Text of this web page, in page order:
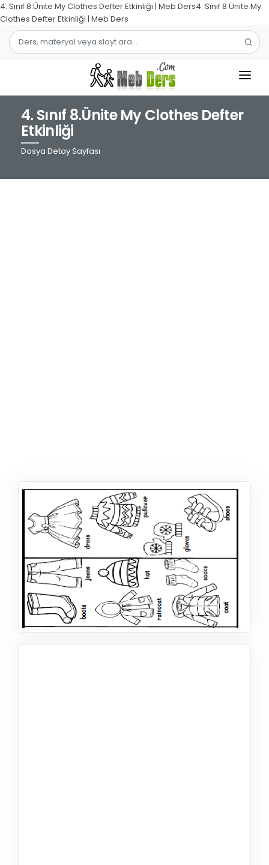
4. Sınıf 8.Ünite My Clothes Defter Etkinliği | Meb Ders4. Sınıf 8.Ünite My
Clothes Defter Etkinliği | Meb Ders
1.SINIF
2.SINIF
4. Sınıf 8.Ünite My Clothes Defter
Etkinliği
Dosya Detay Sayfası